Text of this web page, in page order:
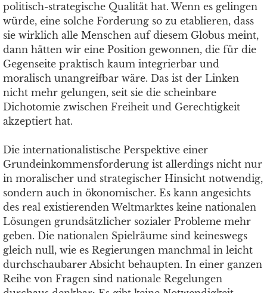
politisch-strategische Qualität hat. Wenn es gelingen
würde, eine solche Forderung so zu etablieren, dass
sie wirklich alle Menschen auf diesem Globus meint,
dann hätten wir eine Position gewonnen, die für die
Gegenseite praktisch kaum integrierbar und
moralisch unangreifbar wäre. Das ist der Linken
nicht mehr gelungen, seit sie die scheinbare
Dichotomie zwischen Freiheit und Gerechtigkeit
akzeptiert hat.
Die internationalistische Perspektive einer
Grundeinkommensforderung ist allerdings nicht nur
in moralischer und strategischer Hinsicht notwendig,
sondern auch in ökonomischer. Es kann angesichts
des real existierenden Weltmarktes keine nationalen
Lösungen grundsätzlicher sozialer Probleme mehr
geben. Die nationalen Spielräume sind keineswegs
gleich null, wie es Regierungen manchmal in leicht
durchschaubarer Absicht behaupten. In einer ganzen
Reihe von Fragen sind nationale Regelungen